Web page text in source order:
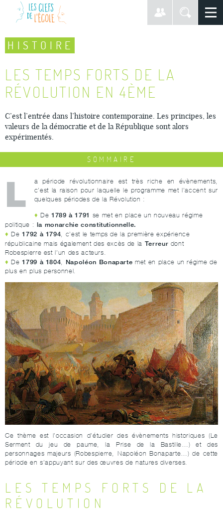
HISTOIRE
LES TEMPS FORTS DE LA
RÉVOLUTION EN 4ÈME
C’est l’entrée dans l’histoire contemporaine. Les principes, les
valeurs de la démocratie et de la République sont alors
expérimentés.
SOMMAIRE
L
a période révolutionnaire est très riche en évènements,
c’est la raison pour laquelle le programme met l’accent sur
quelques périodes de la Révolution :
De 1789 à 1791 se met en place un nouveau régime
politique : la monarchie constitutionnelle.
De1792 à 1794, c’est le temps de la première expérience
républicaine mais également des excès de la Terreur dont
Robespierre est l’un des acteurs.
De1799 à 1804, Napoléon Bonaparte met en place un régime de
plus en plus personnel.
Ce thème est l’occasion d’étudier des évènements historiques (Le
Serment du jeu de paume, la Prise de la Bastille…) et des
personnages majeurs (Robespierre, Napoléon Bonaparte…) de cette
période en s’appuyant sur des œuvres de natures diverses.
LES TEMPS FORTS DE LA
RÉVOLUTION